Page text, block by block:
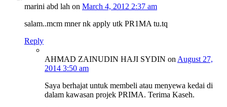
marini abd lah on March 4, 2012 2:37 am
salam..mcm mner nk apply utk PR1MA tu.tq
Reply
AHMAD ZAINUDIN HAJI SYDIN on August 27,
2014 3:50 am
Saya berhajat untuk membeli atau menyewa kedai di
dalam kawasan projek PRIMA. Terima Kaseh.